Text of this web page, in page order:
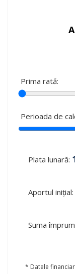
Prima rată:
Perioada de
Plata lunară:
Aportul inițial:
Suma
* Datele